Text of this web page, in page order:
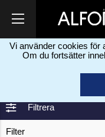
Vi använder cookies för
Om du fortsätter
Filtrera
Filter